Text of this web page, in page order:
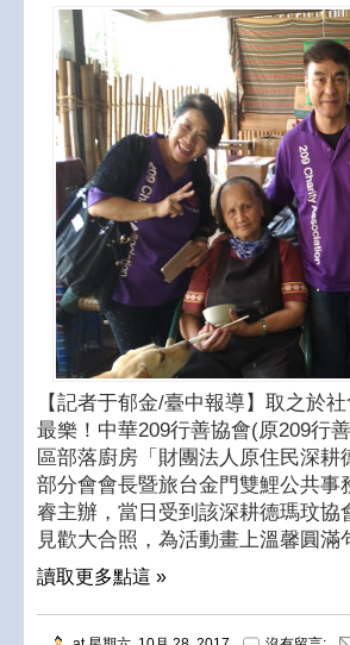
【記者于郁金/臺中報導】取之於
最樂！中華209行善協會(原209行
區部落廚房「財團法人原住民深
部分會會長暨旅台金門雙鯉公共
睿主辦，當日受到該深耕德瑪玟
見歡大合照，為活動畫上溫馨圓滿
讀取更多點這 »